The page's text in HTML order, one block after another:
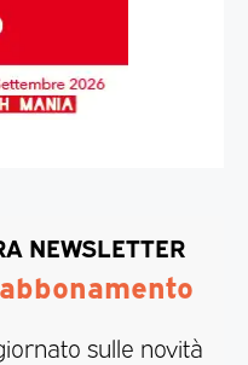
NEWSLETTER
sulle novità